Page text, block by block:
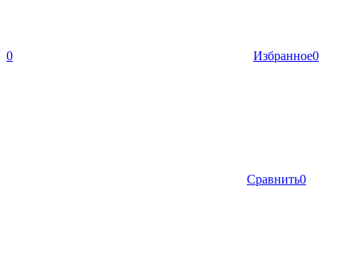
0 Избранное0
Сравнить0